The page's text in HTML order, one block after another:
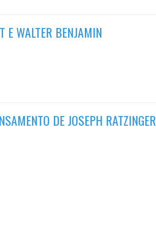
E WALTER BENJAMIN
DE JOSEPH RATZINGER